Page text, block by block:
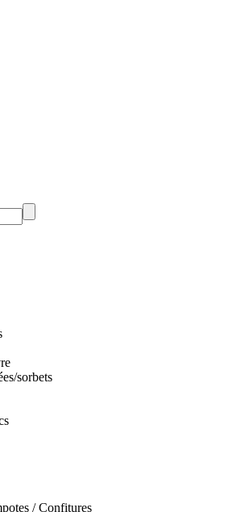
sorbets
/ Confitures